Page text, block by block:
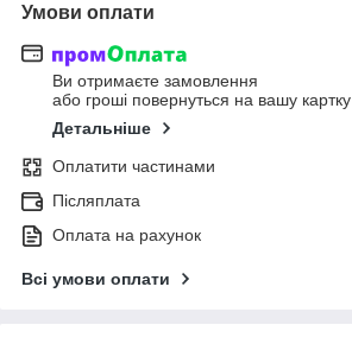
Умови оплати
Ви отримаєте замовлення
або гроші повернуться на вашу картку
Детальніше
Оплатити частинами
Післяплата
Оплата на рахунок
Всі умови оплати